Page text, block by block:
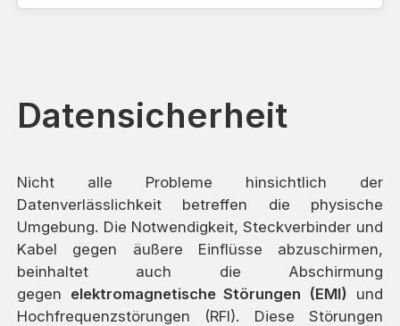
Datensicherheit
Nicht alle Probleme hinsichtlich der
Datenverlässlichkeit betreffen die physische
Umgebung. Die Notwendigkeit, Steckverbinder und
Kabel gegen äußere Einflüsse abzuschirmen,
beinhaltet auch die Abschirmung
gegen elektromagnetische Störungen (EMI) und
Hochfrequenzstörungen (RFI). Diese Störungen